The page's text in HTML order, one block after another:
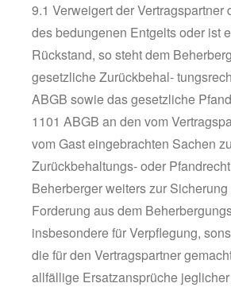
9.1 Verweigert der Vertragspartner
des bedungenen Entgelts oder ist
Rückstand, so steht dem
gesetzliche Zurückbehal-
ABGB sowie das gesetzliche
1101 ABGB an den vom
vom Gast eingebrachten Sachen
Zurückbehaltungs- oder
Beherberger weiters zur
Forderung aus dem
insbesondere für Verpflegung,
die für den Vertragspartner
allfällige Ersatzansprüche